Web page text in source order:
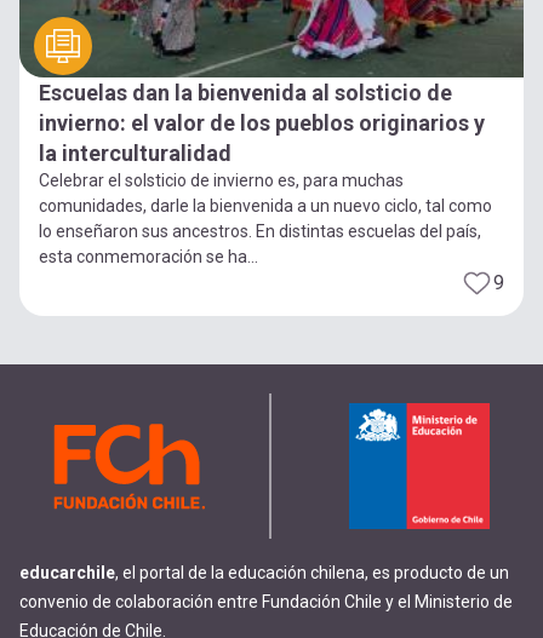
Escuelas dan la bienvenida al solsticio de
invierno: el valor de los pueblos originarios y
la interculturalidad
Celebrar el solsticio de invierno es, para muchas
comunidades, darle la bienvenida a un nuevo ciclo, tal como
lo enseñaron sus ancestros. En distintas escuelas del país,
esta conmemoración se ha...
9
educarchile, el portal de la educación chilena, es producto de un
convenio de colaboración entre Fundación Chile y el Ministerio de
Educación de Chile.